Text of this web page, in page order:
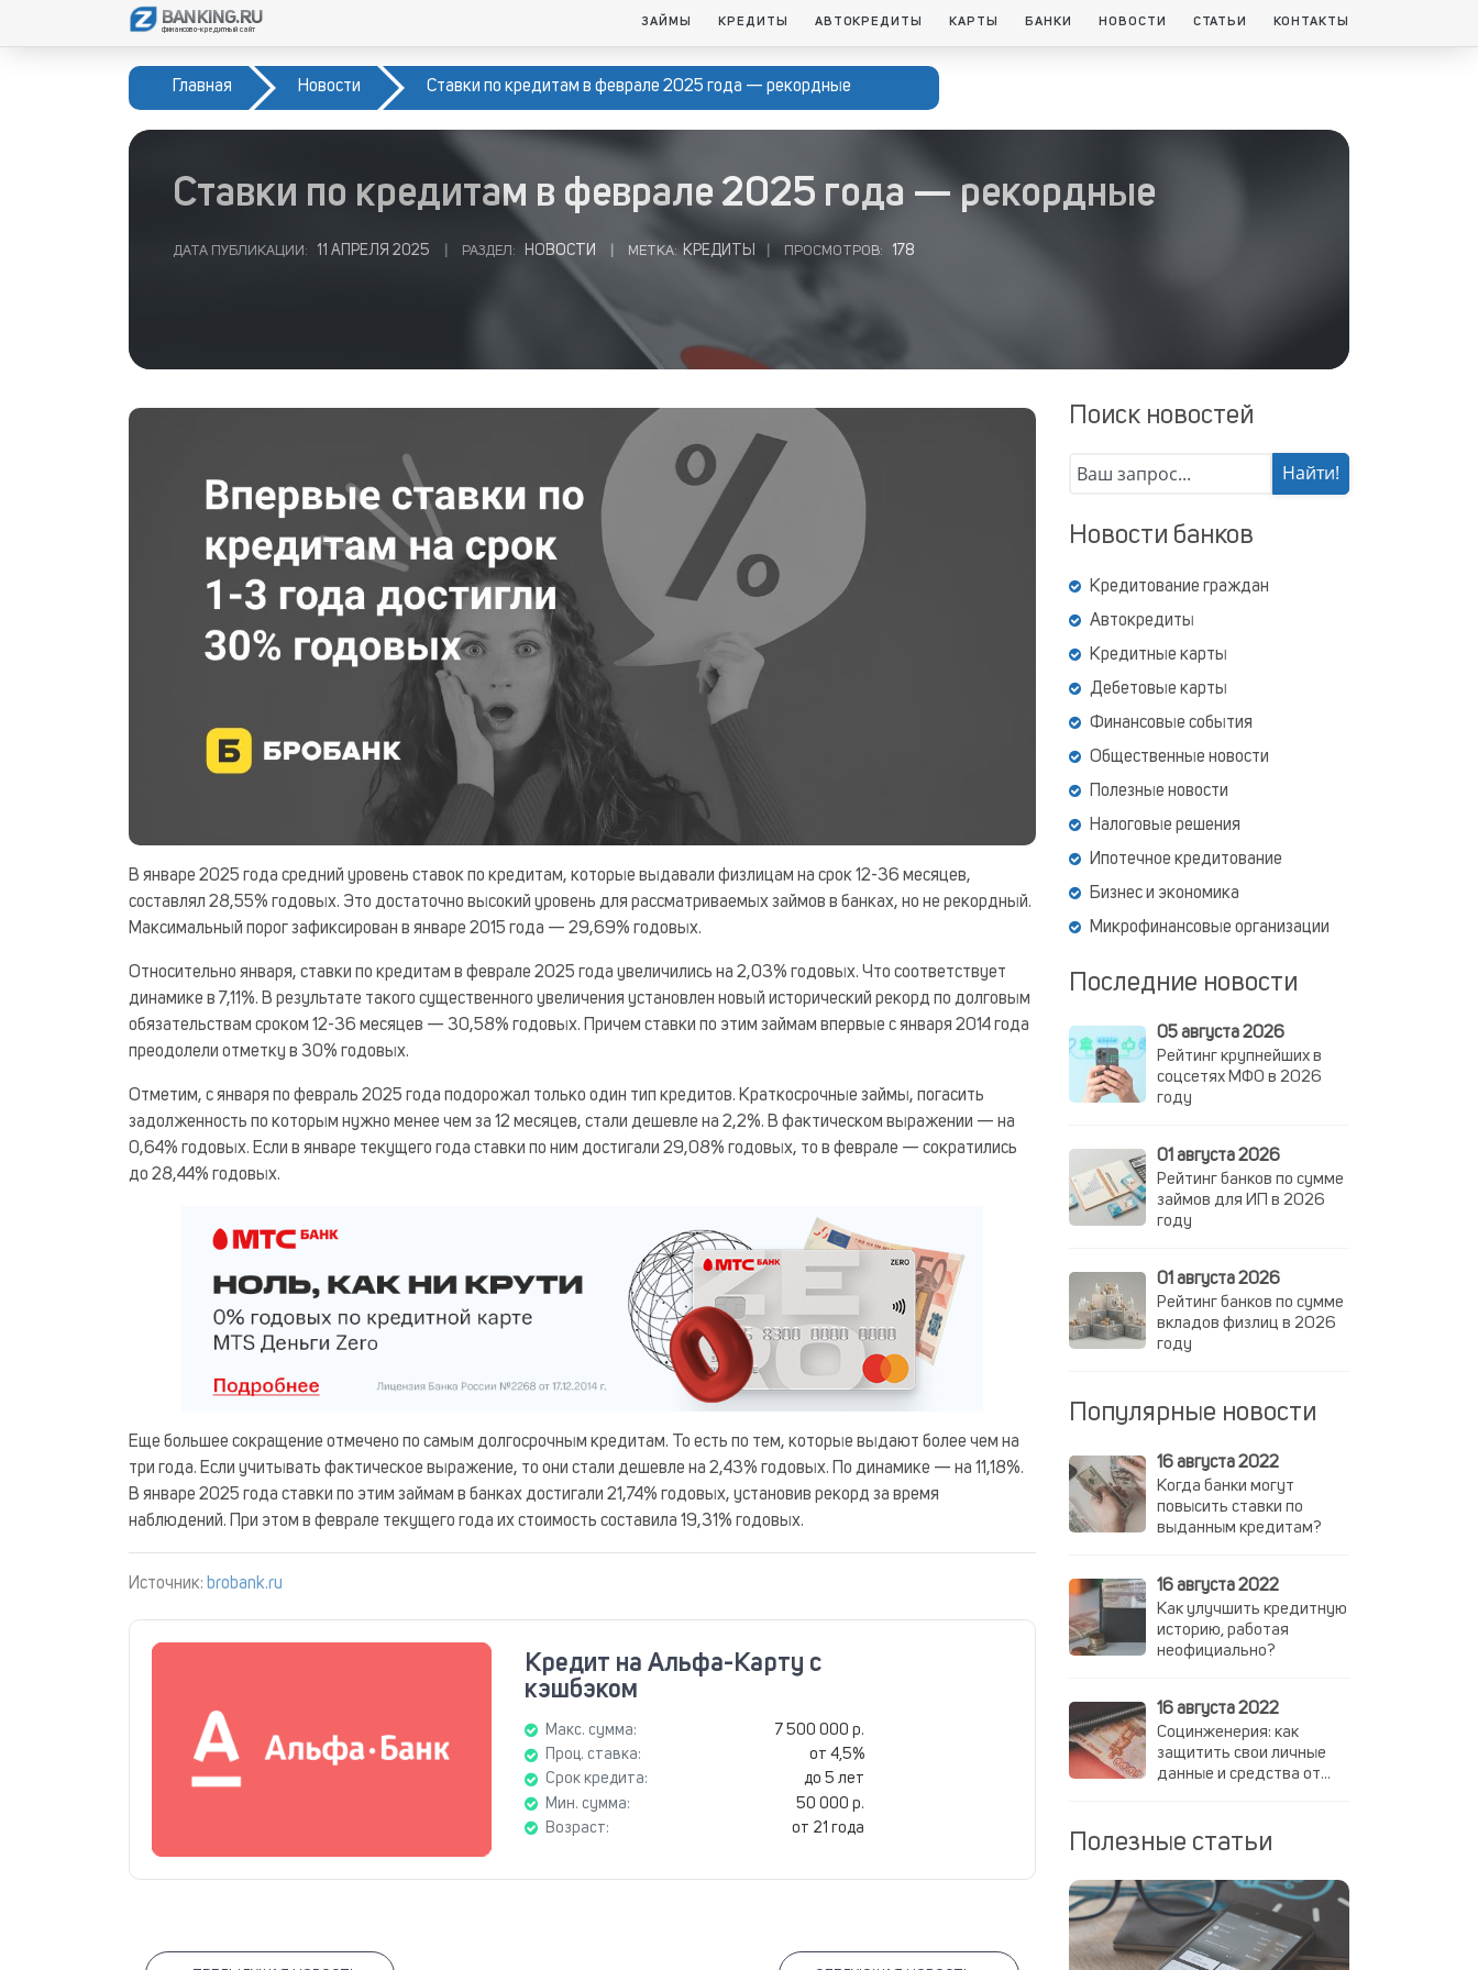
BANKING.RU
финансово-кредитный сайт
ЗАЙМЫ КРЕДИТЫ АВТОКРЕДИТЫ КАРТЫ БАНКИ НОВОСТИ СТАТЬИ КОНТАКТЫ
Главная Новости Ставки по кредитам в феврале 2025 года — рекордные
Ставки по кредитам в феврале 2025 года — рекордные
ДАТА ПУБЛИКАЦИИ: 11 АПРЕЛЯ 2025 РАЗДЕЛ: НОВОСТИ МЕТКА: КРЕДИТЫ ПРОСМОТРОВ: 178
В январе 2025 года средний уровень ставок по кредитам, которые выдавали физлицам на срок 12-36 месяцев,
составлял 28,55% годовых. Это достаточно высокий уровень для рассматриваемых займов в банках, но не рекордный.
Максимальный порог зафиксирован в январе 2015 года — 29,69% годовых.
Относительно января, ставки по кредитам в феврале 2025 года увеличились на 2,03% годовых. Что соответствует
динамике в 7,11%. В результате такого существенного увеличения установлен новый исторический рекорд по долговым
обязательствам сроком 12-36 месяцев — 30,58% годовых. Причем ставки по этим займам впервые с января 2014 года
преодолели отметку в 30% годовых.
Отметим, с января по февраль 2025 года подорожал только один тип кредитов. Краткосрочные займы, погасить
задолженность по которым нужно менее чем за 12 месяцев, стали дешевле на 2,2%. В фактическом выражении — на
0,64% годовых. Если в январе текущего года ставки по ним достигали 29,08% годовых, то в феврале — сократились
до 28,44% годовых.
Еще большее сокращение отмечено по самым долгосрочным кредитам. То есть по тем, которые выдают более чем на
три года. Если учитывать фактическое выражение, то они стали дешевле на 2,43% годовых. По динамике — на 11,18%.
В январе 2025 года ставки по этим займам в банках достигали 21,74% годовых, установив рекорд за время
наблюдений. При этом в феврале текущего года их стоимость составила 19,31% годовых.
Источник: brobank.ru
Кредит на Альфа-Карту с
кэшбэком
Макс. сумма:
7 500 000 р.
Проц. ставка:
от 4,5%
Срок кредита:
до 5 лет
Мин. сумма:
50 000 р.
Возраст:
от 21 года
Поиск новостей
Новости банков
Кредитование граждан
Автокредиты
Кредитные карты
Дебетовые карты
Финансовые события
Общественные новости
Полезные новости
Налоговые решения
Ипотечное кредитование
Бизнес и экономика
Микрофинансовые организации
Последние новости
05 августа 2026
Рейтинг крупнейших в
соцсетях МФО в 2026
году
01 августа 2026
Рейтинг банков по сумме
займов для ИП в 2026
году
01 августа 2026
Рейтинг банков по сумме
вкладов физлиц в 2026
году
Популярные новости
16 августа 2022
Когда банки могут
повысить ставки по
выданным кредитам?
16 августа 2022
Как улучшить кредитную
историю, работая
неофициально?
16 августа 2022
Социнженерия: как
защитить свои личные
данные и средства от
Полезные статьи